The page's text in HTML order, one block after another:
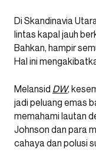
Di Skandinavia
lintas kapal jauh
Bahkan, hampir
Hal ini
Melansid DW,
jadi peluang emas
memahami lautan
Johnson dan para
cahaya dan polusi